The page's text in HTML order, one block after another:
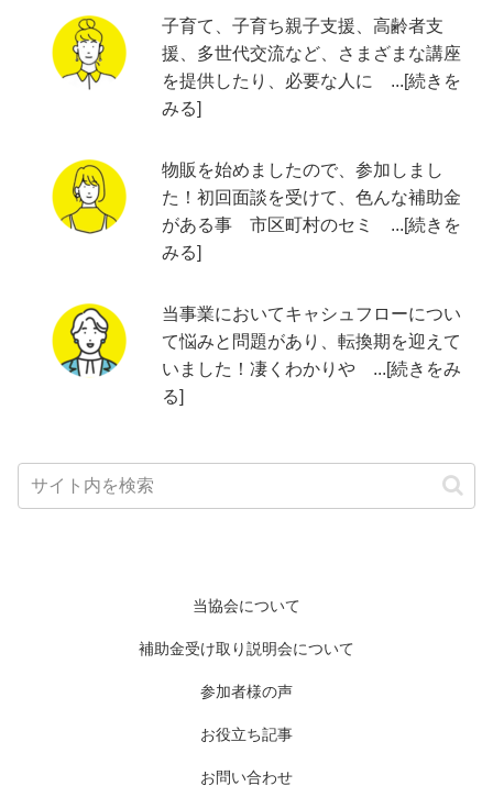
子育て、子育ち親子支援、高齢者支
援、多世代交流など、さまざまな講座
を提供したり、必要な人に ...[続きを
みる]
物販を始めましたので、参加しまし
た！初回面談を受けて、色んな補助金
がある事 市区町村のセミ ...[続きを
みる]
当事業においてキャシュフローについ
て悩みと問題があり、転換期を迎えて
いました！凄くわかりや ...[続きをみ
る]
当協会について
補助金受け取り説明会について
参加者様の声
お役立ち記事
お問い合わせ